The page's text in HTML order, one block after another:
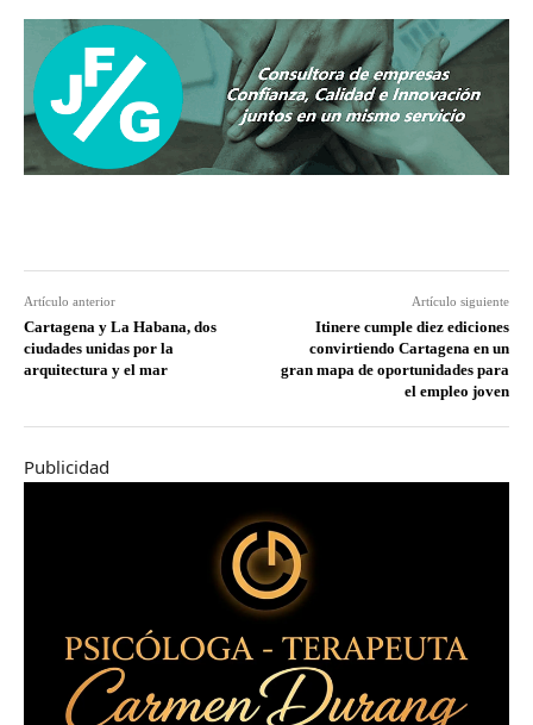
Artículo anterior
Cartagena y La Habana, dos
ciudades unidas por la
arquitectura y el mar
Artículo siguiente
Itinere cumple diez ediciones
convirtiendo Cartagena en un
gran mapa de oportunidades para
el empleo joven
Publicidad